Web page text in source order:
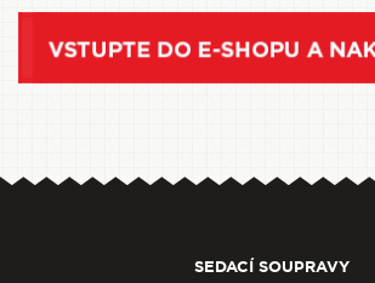
SEDACÍ SOUPRAVY